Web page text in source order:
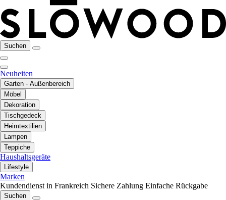
Suchen
Neuheiten
Garten - Außenbereich
Möbel
Dekoration
Tischgedeck
Heimtextilien
Lampen
Teppiche
Haushaltsgeräte
Lifestyle
Marken
Kundendienst in Frankreich Sichere Zahlung Einfache Rückgabe
Suchen